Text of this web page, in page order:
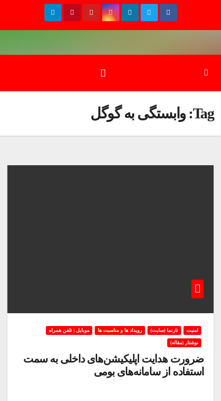
Tag: وابستگی به گوگل
امنیت تارنما (سایت) رویداد ها و مناسبت ها موبایل | تلفن همراه
نوشتار (مقاله)
ضرورت هدایت اپلیکیشن‌های داخلی به سمت
استفاده از سامانه‌های بومی